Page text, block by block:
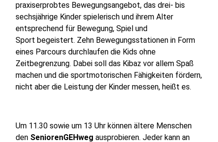
praxiserprobtes Bewegungsangebot, das drei- bis
sechsjährige Kinder spielerisch und ihrem Alter
entsprechend für Bewegung, Spiel und
Sport begeistert. Zehn Bewegungsstationen in Form
eines Parcours durchlaufen die Kids ohne
Zeitbegrenzung. Dabei soll das Kibaz vor allem Spaß
machen und die sportmotorischen Fähigkeiten fördern,
nicht aber die Leistung der Kinder messen, heißt es.
Um 11.30 sowie um 13 Uhr können ältere Menschen
den SeniorenGEHweg ausprobieren. Jeder kann an